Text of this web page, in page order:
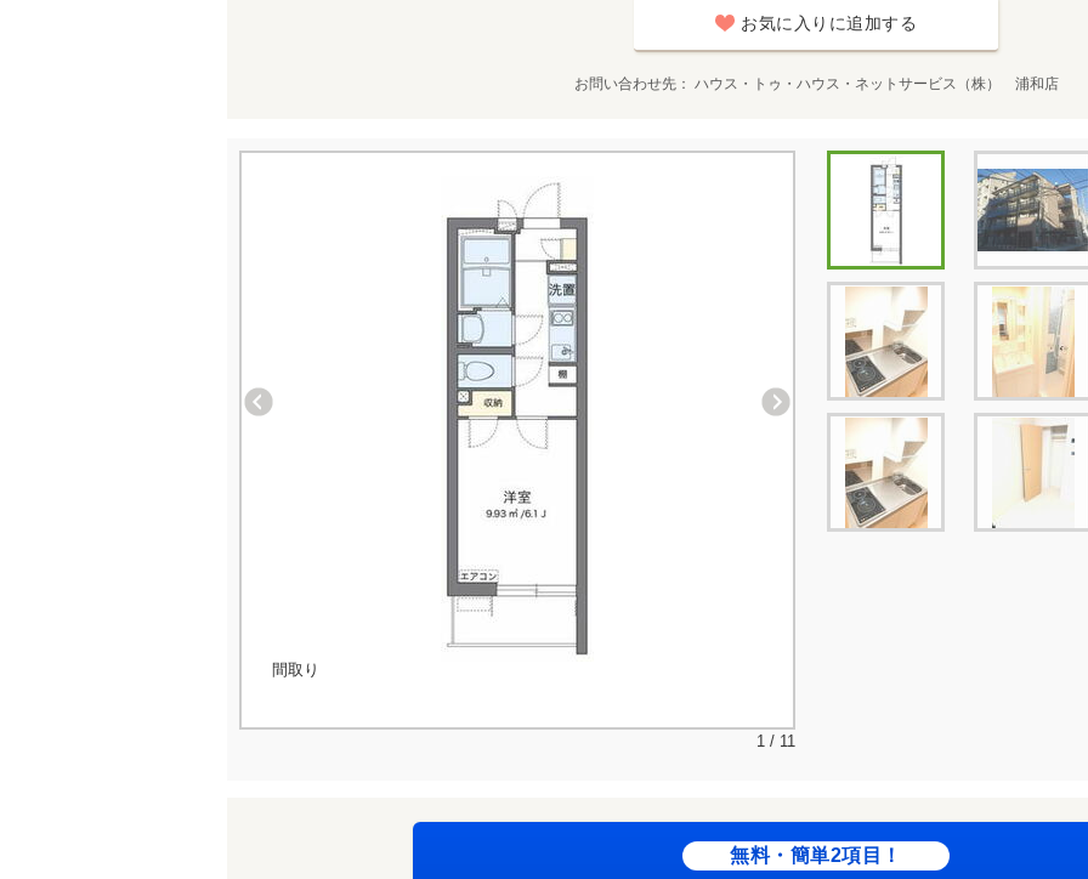
お気に入りに追加する
お問い合わせ先 ハウス・トゥ・ハウス・ネットサービス（株） 浦和店
間取り
1 / 11
無料・簡単2項目！